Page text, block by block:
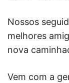
Nossos
melhores
nova
Vem com a